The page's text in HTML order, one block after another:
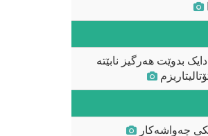
بدوێت هەرگیز نابێتە
چەواشەکار